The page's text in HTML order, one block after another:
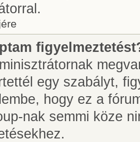
egy szabályt,
hogy ez a
nak semmi köze